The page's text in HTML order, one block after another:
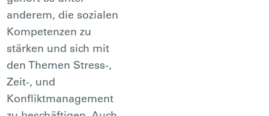
anderem, die sozialen
Kompetenzen zu
stärken und sich mit
den Themen Stress-,
Zeit-, und
Konfliktmanagement